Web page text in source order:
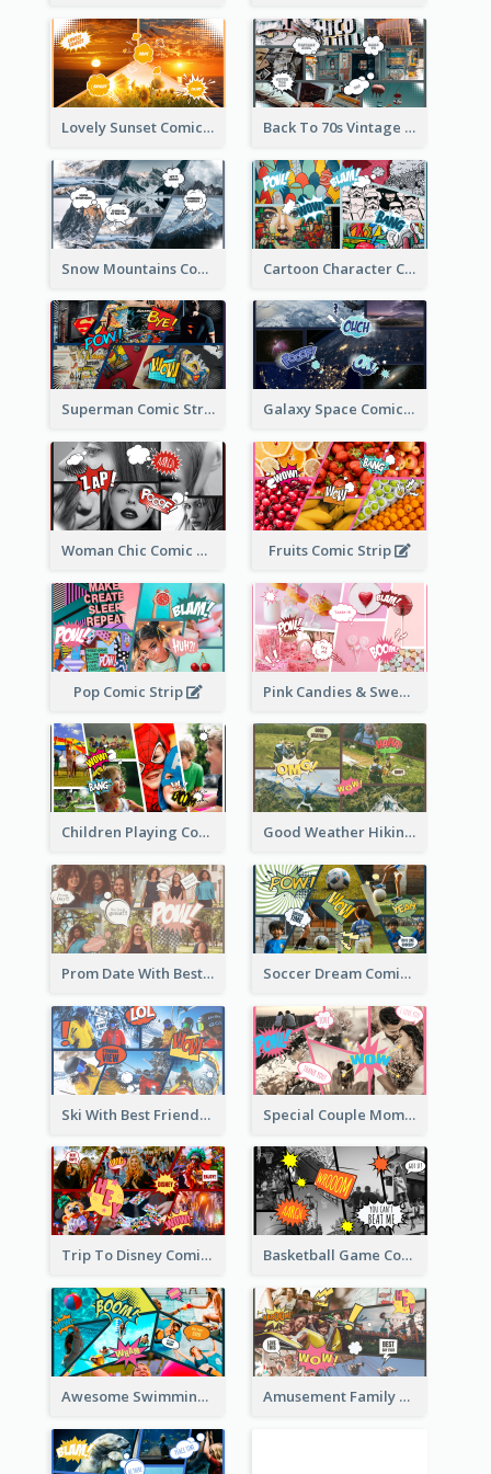
Lovely Sunset Comic Strip Back To 70s Vintage Comic Strip
Snow Mountains Comic Strip Cartoon Character Comic Strip
Superman Comic Strip Galaxy Space Comic Strip
Woman Chic Comic Strip Fruits Comic Strip
Pop Comic Strip Pink Candies & Sweets Comic Strip
Children Playing Comic Strip Good Weather Hiking Day Comic Strip
Prom Date With Besties Comic Strip Soccer Dream Comic Strip
Ski With Best Friends Comic Strip Special Couple Moment Comic Strip
Trip To Disney Comic Strip Basketball Game Comic Strip
Awesome Swimming Pool Party Comic Strip Amusement Family Day Comic Strip